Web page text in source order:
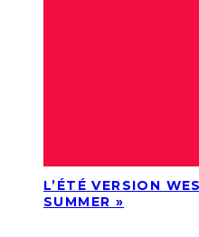
L’ÉTÉ VERSION
SUMMER »